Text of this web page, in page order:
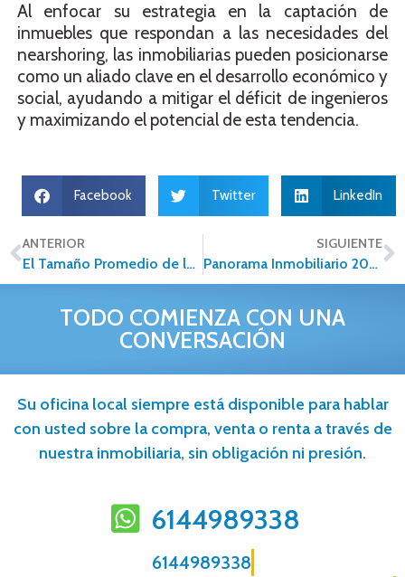
Al enfocar su estrategia en la captación de
inmuebles que respondan a las necesidades del
nearshoring, las inmobiliarias pueden posicionarse
como un aliado clave en el desarrollo económico y
social, ayudando a mitigar el déficit de ingenieros
y maximizando el potencial de esta tendencia.
Facebook Twitter LinkedIn
ANTERIOR
El Tamaño Promedio de los Departamentos en México: Una Tendencia en Reducción
SIGUIENTE
Panorama Inmobiliario 2025: Retos y Oportunidades en un Contexto Transformador
TODO COMIENZA CON UNA
CONVERSACIÓN
Su oficina local siempre está disponible para hablar
con usted sobre la compra, venta o renta a través de
nuestra inmobiliaria, sin obligación ni presión.
6144989338
6144989338